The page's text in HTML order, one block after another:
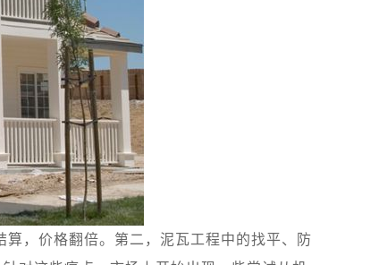
，价格翻倍。第二，泥瓦工程中的找平、防